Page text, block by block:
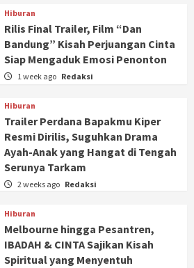
Hiburan
Rilis Final Trailer, Film “Dan
Bandung” Kisah Perjuangan Cinta
Siap Mengaduk Emosi Penonton
1 week ago Redaksi
Hiburan
Trailer Perdana Bapakmu Kiper
Resmi Dirilis, Suguhkan Drama
Ayah-Anak yang Hangat di Tengah
Serunya Tarkam
2 weeks ago Redaksi
Hiburan
Melbourne hingga Pesantren,
IBADAH & CINTA Sajikan Kisah
Spiritual yang Menyentuh